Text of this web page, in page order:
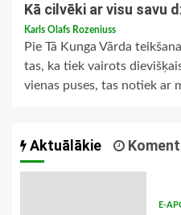
Kā cilvēki ar visu savu
Karls Olafs Rozeniuss
Pie Tā Kunga Vārda
tas, ka tiek vairots
vienas puses, tas notiek ar
Aktuālākie
E-